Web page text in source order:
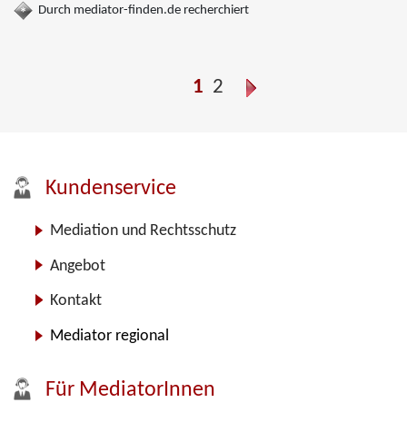
Durch mediator-finden.de recherchiert
1 2
Kundenservice
Mediation und Rechtsschutz
Angebot
Kontakt
Mediator regional
Für MediatorInnen